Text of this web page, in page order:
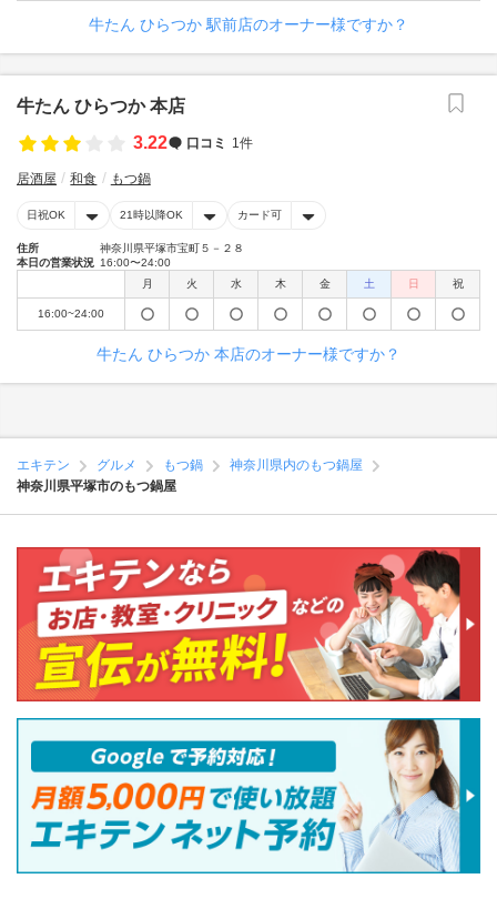
牛たん ひらつか 駅前店のオーナー様ですか？
牛たん ひらつか 本店
3.22
口コミ 1件
居酒屋 和食 もつ鍋
日祝OK 21時以降OK カード可
住所
神奈川県平塚市宝町５－２８
本日の営業状況 16:00〜24:00
月
火 水 木 金 土 日 祝
16:00~24:00
牛たん ひらつか 本店のオーナー様ですか？
エキテン グルメ もつ鍋
神奈川県内のもつ鍋屋
神奈川県平塚市のもつ鍋屋